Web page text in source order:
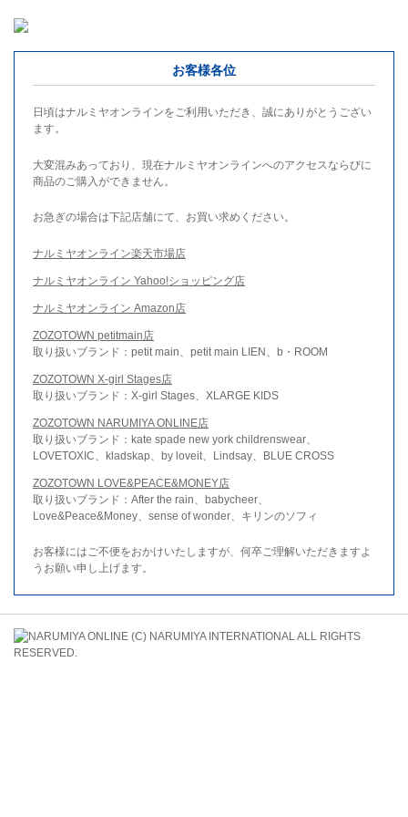
お客様各位
日頃はナルミヤオンラインをご利用いただき、誠にありがとうござい
ます。
大変混みあっており、現在ナルミヤオンラインへのアクセスならびに
商品のご購入ができません。
お急ぎの場合は下記店舗にて、お買い求めください。
ナルミヤオンライン楽天市場店
ナルミヤオンライン Yahoo!ショッピング店
ナルミヤオンライン Amazon店
ZOZOTOWN petitmain店
取り扱いブランド：petit main、petit main LIEN、b・ROOM
ZOZOTOWN X-girl Stages店
取り扱いブランド：X-girl Stages、XLARGE KIDS
ZOZOTOWN NARUMIYA ONLINE店
取り扱いブランド：kate spade new york childrenswear、
LOVETOXIC、kladskap、by loveit、Lindsay、BLUE CROSS
ZOZOTOWN LOVE&PEACE&MONEY店
取り扱いブランド：After the rain、babycheer、
Love&Peace&Money、sense of wonder、キリンのソフィ
お客様にはご不便をおかけいたしますが、何卒ご理解いただきますよ
うお願い申し上げます。